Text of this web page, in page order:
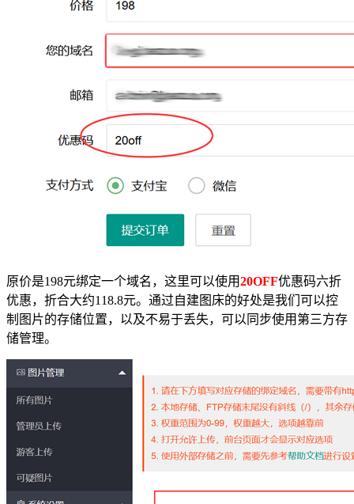
原价是198元绑定一个域名，这里可以使用20OFF优惠码六折
优惠，折合大约118.8元。通过自建图床的好处是我们可以控
制图片的存储位置，以及不易于丢失，可以同步使用第三方存
储管理。